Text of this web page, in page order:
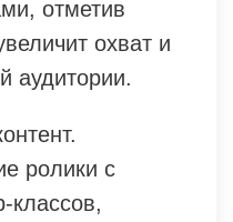
отметив
охват и
аудитории.
ролики с
классов,